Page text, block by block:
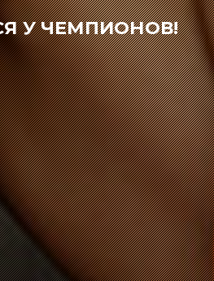
У ЧЕМПИОНОВ!